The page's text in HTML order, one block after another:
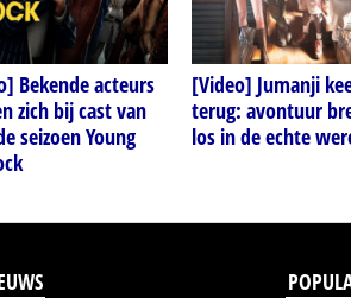
Bekende acteurs
zich bij cast van
seizoen Young
[Video] Jumanji
terug: avontuur
los in de echte